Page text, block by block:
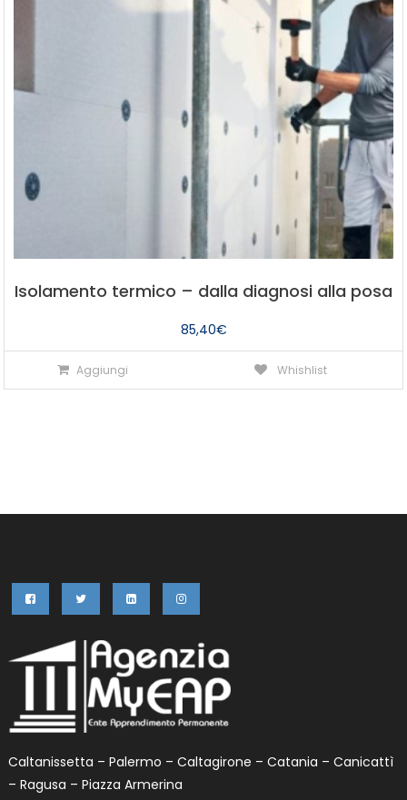
Isolamento termico – dalla diagnosi alla posa
85,40€
Aggiungi Whishlist
Caltanissetta – Palermo – Caltagirone – Catania – Canicattì
– Ragusa – Piazza Armerina